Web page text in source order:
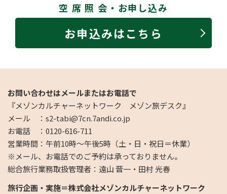
空 席 照 会・お申し込み
お申込みはこちら
お問い合わせはメールまたはお電話で
『メゾンカルチャーネットワーク メゾン旅デスク』
メール ：s2-tabi@7cn.7andi.co.jp
お電話 ：0120-616-711
営業時間：午前10時～午後5時（土・日・祝日＝休業）
※メール、お電話でのご予約は承っておりません。
総合旅行業務取扱管理者：遠山 晋一・田村 光春
旅行企画・実施＝株式会社メゾンカルチャーネットワーク